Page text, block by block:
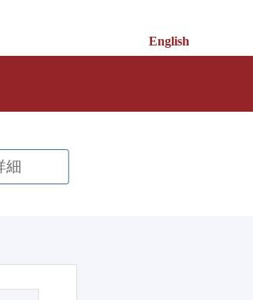
English
細